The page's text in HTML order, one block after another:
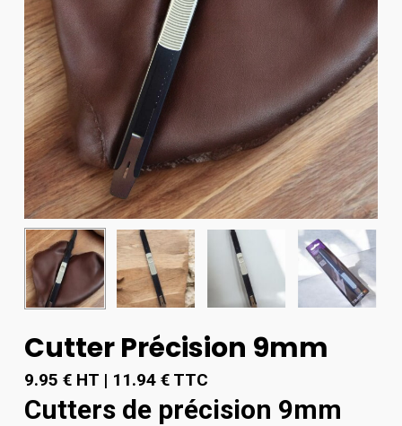
Cutter Précision 9mm
9.95 €HT | 11.94 €TTC
Cutters de précision 9mm